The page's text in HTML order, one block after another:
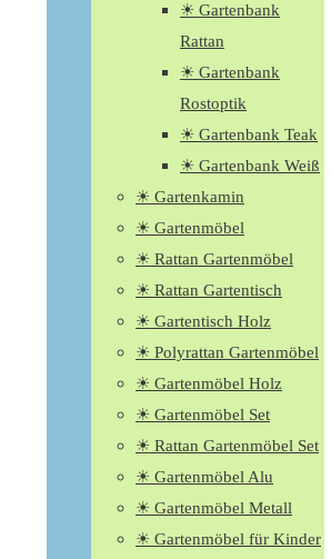
☀ Gartenbank
Rattan
☀ Gartenbank
Rostoptik
☀ Gartenbank Teak
☀ Gartenbank Weiß
☀ Gartenkamin
☀ Gartenmöbel
☀ Rattan Gartenmöbel
☀ Rattan Gartentisch
☀ Gartentisch Holz
☀ Polyrattan Gartenmöbel
☀ Gartenmöbel Holz
☀ Gartenmöbel Set
☀ Rattan Gartenmöbel Set
☀ Gartenmöbel Alu
☀ Gartenmöbel Metall
☀ Gartenmöbel für Kinder